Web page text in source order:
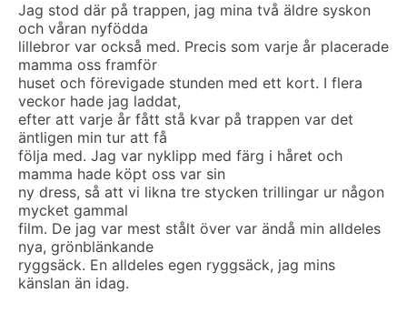
Jag stod där på trappen, jag mina två äldre syskon
och våran nyfödda
lillebror var också med. Precis som varje år placerade
mamma oss framför
huset och förevigade stunden med ett kort. I flera
veckor hade jag laddat,
efter att varje år fått stå kvar på trappen var det
äntligen min tur att få
följa med. Jag var nyklipp med färg i håret och
mamma hade köpt oss var sin
ny dress, så att vi likna tre stycken trillingar ur någon
mycket gammal
film. De jag var mest stålt över var ändå min alldeles
nya, grönblänkande
ryggsäck. En alldeles egen ryggsäck, jag mins
känslan än idag.